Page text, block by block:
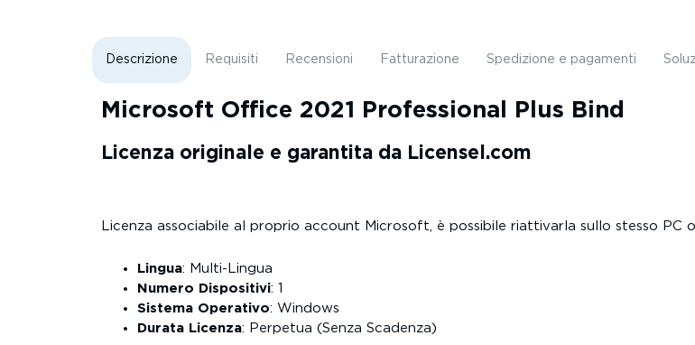
Descrizione Requisiti Recensioni Fatturazione Spedizione e pagamenti
Microsoft Office 2021 Professional Plus Bind
Licenza originale e garantita da Licensel.com
Licenza associabile al proprio account Microsoft, è possibile riattivarla sullo stesso PC
Lingua: Multi-Lingua
Numero Dispositivi: 1
Sistema Operativo: Windows
Durata Licenza: Perpetua (Senza Scadenza)